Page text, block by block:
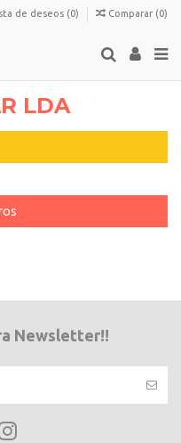
de deseos (0) Comparar (0)
LDA
Newsletter!!